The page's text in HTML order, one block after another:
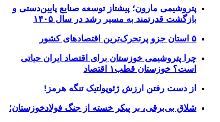
پتروشیمی مارون؛ پیشتاز توسعه صنایع پایین‌دستی و
بازگشت قدرتمند به مسیر رشد در سال ۱۴۰۵
۵ استان جزو پرتحرک‌ترین اقتصاد‌های کشور
چرا پتروشیمی خوزستان برای اقتصاد ایران حیاتی
است؟ خوزستان قطب۱ اقتصاد
از دست رفتن ارزش ژئوپولتیک تنگه هرمز!
شلاق‌ بی‌برقی، بر پیکر خسته‌ از جنگ فولادخوزستان؛